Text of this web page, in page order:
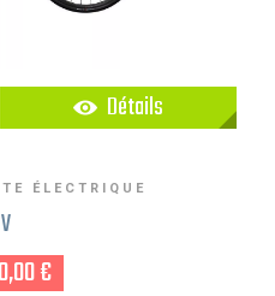
Détails
ÉLECTRIQUE
V
€